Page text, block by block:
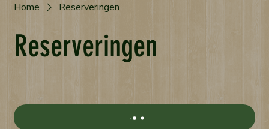
Home Reserveringen
Reserveringen